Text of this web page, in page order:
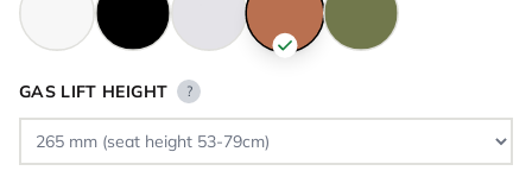
GAS LIFT HEIGHT ?